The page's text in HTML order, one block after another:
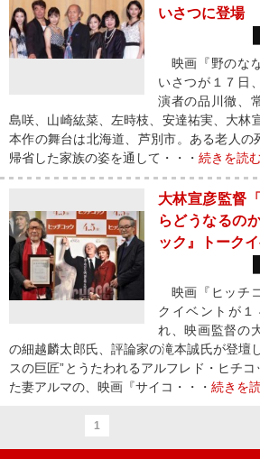
いさつに登場
映画『野のな
いさつが１７日
演者の品川徹、
島咲、山崎紘菜、左時枝、安達祐実、大
本作の舞台は北海道、芦別市。ある老人の
帰省した家族の姿を通して・・・ 続きを読
大林宣彦監督
らどうなるの
ック』トーク
映画『ヒッチ
クイベントが
れ、映画監督の
の細越麟太郎氏、評論家の滝本誠氏が登
スの巨匠”とうたわれるアルフレド・ヒチ
た妻アルマの、映画『サイコ・・・ 続きを
1